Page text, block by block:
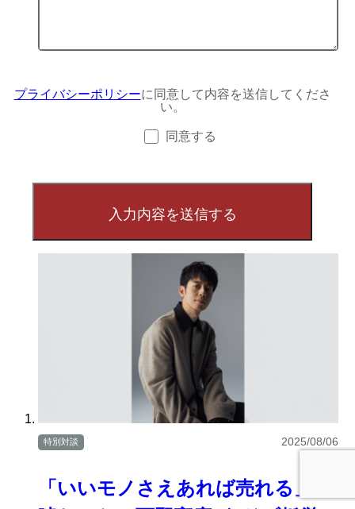
プライバシーポリシーに同意して内容を送信してくださ
い。
同意する
「いいモノさえあれば売れる」は
特別対談 2025/08/06